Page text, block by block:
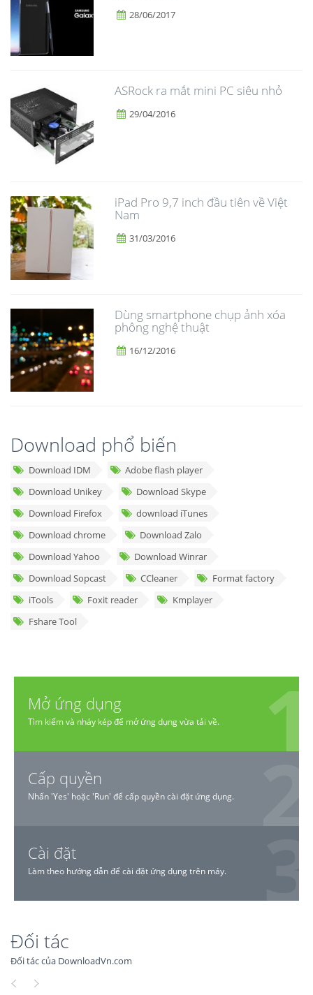
28/06/2017
ASRock ra mắt mini PC siêu nhỏ
29/04/2016
iPad Pro 9,7 inch đầu tiên về Việt
Nam
31/03/2016
Dùng smartphone chụp ảnh xóa
phông nghệ thuật
16/12/2016
Download phổ biến
Download IDM
Adobe flash player
Download Unikey
Download Skype
Download Firefox
download iTunes
Download chrome
Download Zalo
Download Yahoo
Download Winrar
Download Sopcast
CCleaner
Format factory
iTools
Foxit reader
Kmplayer
Fshare Tool
Mở ứng dụng
Tìm kiếm và nháy kép để mở ứng dụng vừa tải về.
Cấp quyền
Nhấn 'Yes' hoặc 'Run' để cấp quyền cài đặt ứng dụng.
Cài đặt
Làm theo hướng dẫn để cài đặt ứng dụng trên máy.
Đối tác
Đối tác của DownloadVn.com